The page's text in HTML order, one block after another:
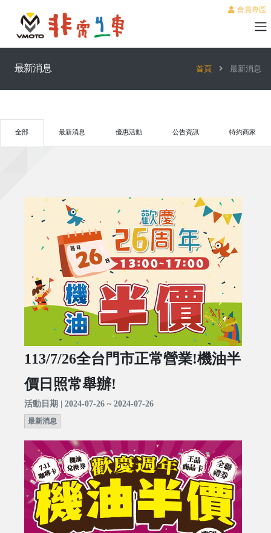
會員專區
最新消息 首頁 最新消息
全部 最新消息 優惠活動 公告資訊 特約商家
113/7/26全台門市正常營業!機油半
價日照常舉辦!
活動日期 | 2024-07-26 ~ 2024-07-26
最新消息